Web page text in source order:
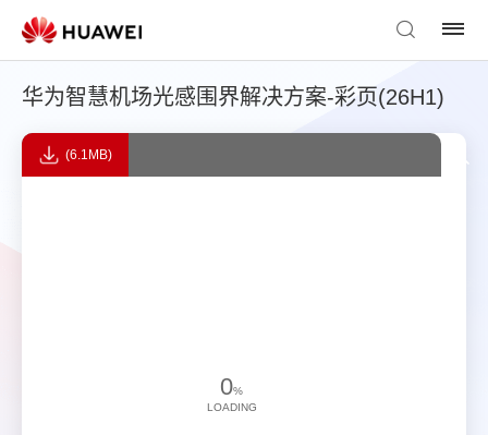
华为智慧机场光感围界解决方案-彩页(26H1)
(6.1MB)
0%
LOADING